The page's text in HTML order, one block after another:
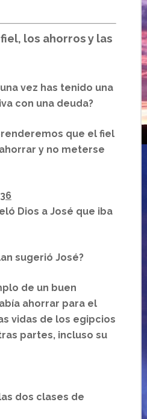
los ahorros y las
vez has tenido una
con una deuda?
que el fiel
y no meterse
Dios a José que iba
sugerió José?
de un buen
ahorrar para el
vidas de los egipcios
partes, incluso su
dos clases de